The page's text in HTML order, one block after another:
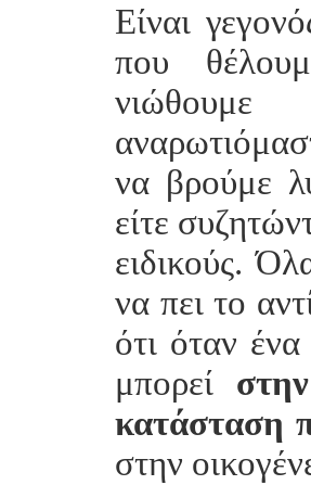
Είναι
που
νιώθουμε
να βρούμε
είτε
ειδικούς.
να πει το
ότι όταν
μπορεί
κατάσταση
στην